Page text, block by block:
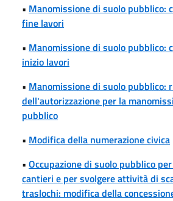
• Manomissione di suolo pubblico:
fine lavori
• Manomissione di suolo pubblico:
inizio lavori
• Manomissione di suolo pubblico:
dell'autorizzazione per la
pubblico
• Modifica della numerazione civica
• Occupazione di suolo pubblico
cantieri e per svolgere attività di
traslochi: modifica della